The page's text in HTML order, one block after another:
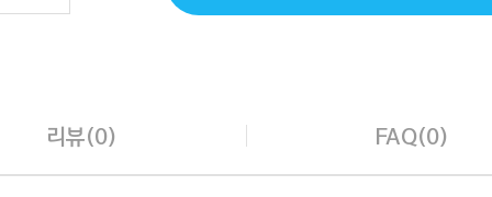
리뷰(0) FAQ(0)